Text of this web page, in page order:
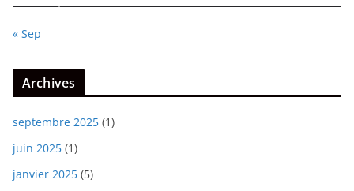
« Sep
Archives
septembre 2025 (1)
juin 2025 (1)
janvier 2025 (5)